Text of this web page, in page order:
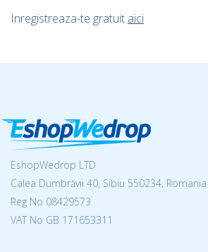
Inregistreaza-te gratuit aici
EshopWedrop LTD
Calea Dumbrăvii 40, Sibiu 550234, Romania
Reg No 08429573
VAT No GB 171653311